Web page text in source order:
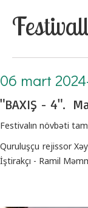
06 mart
"BAXIŞ - 4".
Festivalın növbəti
Quruluşçu rejissor
İştirakçı - Ramil